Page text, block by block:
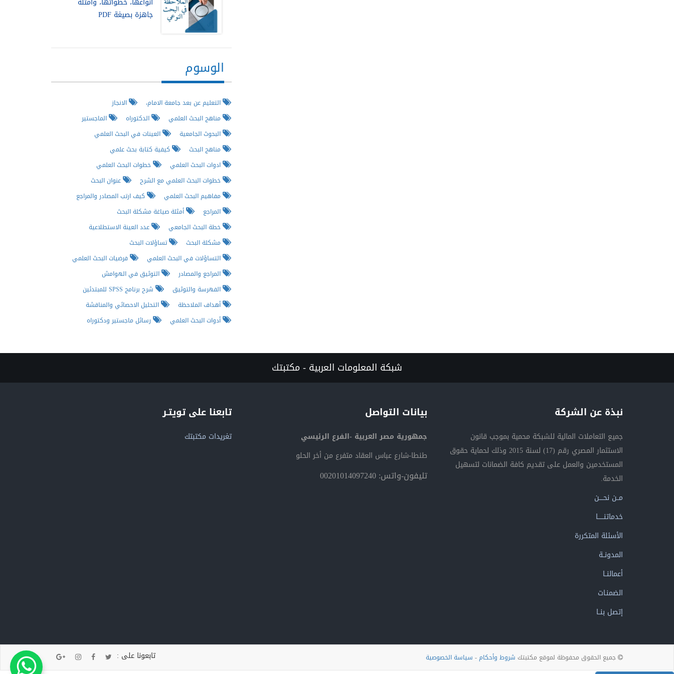
جاهزة بصيغة PDF
الوسوم
التعليم عن بعد جامعة الامام،
الانجاز
مناهج البحث العلمي
الدكتوراه
الماجستير
البحوث الجامعية
العينات في البحث العلمي
مناهج البحث
كيفية كتابة بحث علمي
ادوات البحث العلمي
خطوات البحث العلمي
خطوات البحث العلمي مع الشرح
عنوان البحث
مفاهيم البحث العلمي
كيف ارتب المصادر والمراجع
المراجع
أمثلة صياغة مشكلة البحث
خطة البحث الجامعي
عدد العينة الاستطلاعية
مشكلة البحث
تساؤلات البحث
التساؤلات في البحث العلمي
فرضيات البحث العلمي
المراجع والمصادر
التوثيق في الهوامش
الفهرسة والتوثيق
شرح برنامج SPSS للمبتدئين
أهداف الملاحظة
التحليل الاحصائي والمناقشة
أدوات البحث العلمي
رسائل ماجستير ودكتوراه
شبكة المعلومات العربية - مكتبتك
نبذة عن الشركة
جميع التعاملات المالية للشبكة محمية بموجب قانون
الاستثمار المصري رقم (17) لسنة 2015 وذلك لحماية حقوق
المستخدمين والعمل على تقديم كافة الضمانات لتسهيل
الخدمة.
مــن نحــــن
خدماتنــــــا
الأسئلة المتكررة
المدونــة
أعمالنــا
الضمنـات
إتصل بنــا
بيانات التواصل
جمهورية مصر العربية -الفرع الرئيسي
طنطا-شارع عباس العقاد متفرع من أخر الحلو
تليفون-واتس: 00201014097240
تابعنا على تويتـر
تغريدات مكتبتك
جميع الحقوق محفوظة لموقع مكتبتك شروط وأحكام- سياسة الخصوصية تابعونا على :